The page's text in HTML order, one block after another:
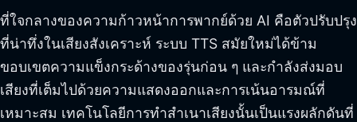
ที่ใจกลางของความก้าวหน้าการพากย์ด้วย AI คือตัวปรับปรุง
ที่น่าทึ่งในเสียงสังเคราะห์ ระบบ TTS สมัยใหม่ได้ข้าม
ขอบเขตความแข็งกระด้างของรุ่นก่อน ๆ และกำลังส่งมอบ
เสียงที่เต็มไปด้วยความแสดงออกและการเน้นอารมณ์ที่
เหมาะสม เทคโนโลยีการทำสำเนาเสียงนั้นเป็นแรงผลักดันที่